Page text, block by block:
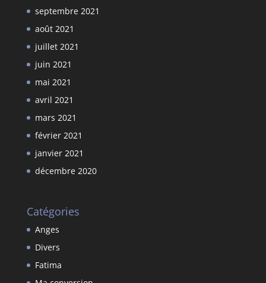
septembre 2021
août 2021
juillet 2021
juin 2021
mai 2021
avril 2021
mars 2021
février 2021
janvier 2021
décembre 2020
Catégories
Anges
Divers
Fatima